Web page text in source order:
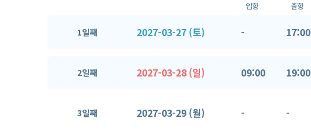
입항 출항
1일째 2027-03-27 (토) - 17:00
2일째 2027-03-28 (일) 09:00 19:00
3일째 2027-03-29 (월) - -